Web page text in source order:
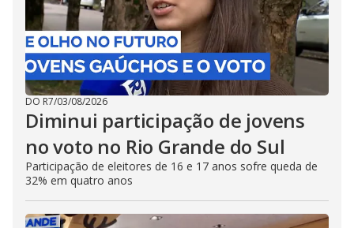
DO R7/03/08/2026
Diminui participação de jovens
no voto no Rio Grande do Sul
Participação de eleitores de 16 e 17 anos sofre queda de
32% em quatro anos